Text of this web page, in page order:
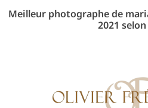
Meilleur photographe de
2021 selon